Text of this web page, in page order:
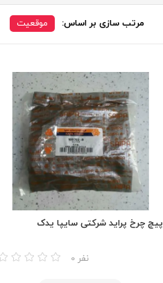
مرتب سازی بر اساس: موقعیت
پیچ چرخ پراید شرکتی سایپا یدک
0 نفر